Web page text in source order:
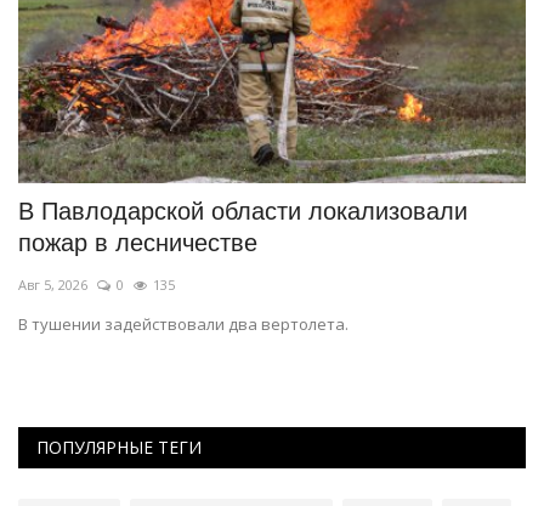
В Павлодарской области локализовали
пожар в лесничестве
Авг 5, 2026 0 135
В тушении задействовали два вертолета.
ПОПУЛЯРНЫЕ ТЕГИ